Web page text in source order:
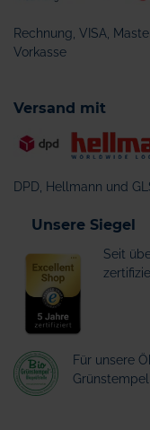
Rechnung, VISA,
Vorkasse
Versand mit
DPD, Hellmann und
Unsere Siegel
Seit
Für unsere
Grünstempel